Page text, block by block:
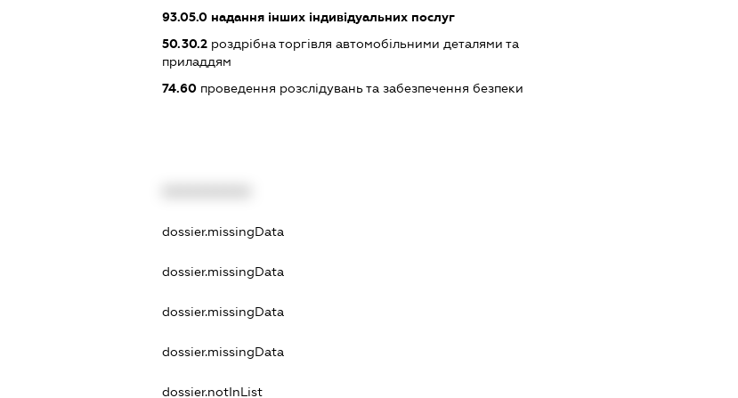
93.05.0 надання інших індивідуальних послуг
50.30.2 роздрібна торгівля автомобільними деталями та
приладдям
74.60 проведення розслідувань та забезпечення безпеки
dossier.missingData
dossier.missingData
dossier.missingData
dossier.missingData
dossier.notInList